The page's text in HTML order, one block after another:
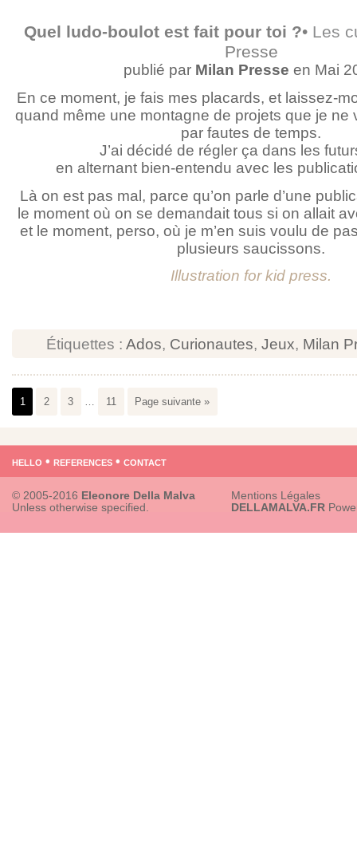
Quel ludo-boulot est fait pour toi ?• Les
Presse
publié par Milan Presse en Mai
En ce moment, je fais mes placards, et laissez-
quand même une montagne de projets que je ne
par fautes de temps.
J’ai décidé de régler ça dans les
en alternant bien-entendu avec les
Là on est pas mal, parce qu’on parle d’une
le moment où on se demandait tous si on allait
et le moment, perso, où je m’en suis voulu de
plusieurs saucissons.
Illustration for kid press.
Étiquettes : Ados, Curionautes, Jeux, Milan
1 2 3 … 11 Page suivante »
hello • references • contact
© 2005-2016 Eleonore Della Malva
Unless otherwise specified.
Mentions Légales
DELLAMALVA.FR